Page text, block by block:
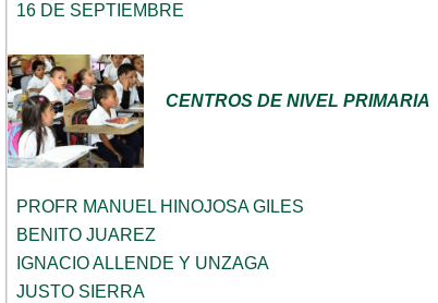
16 DE SEPTIEMBRE
CENTROS DE NIVEL PRIMARIA
PROFR MANUEL HINOJOSA GILES
BENITO JUAREZ
IGNACIO ALLENDE Y UNZAGA
JUSTO SIERRA